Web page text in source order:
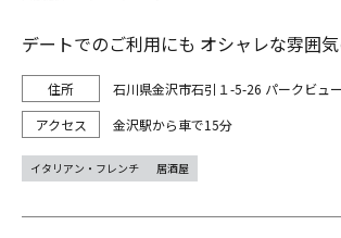
デートでのご利用にも オシャレな雰囲
石川県金沢市石引１-5-26 パークビュ
金沢駅から車で15分
イタリアン・フレンチ 居酒屋